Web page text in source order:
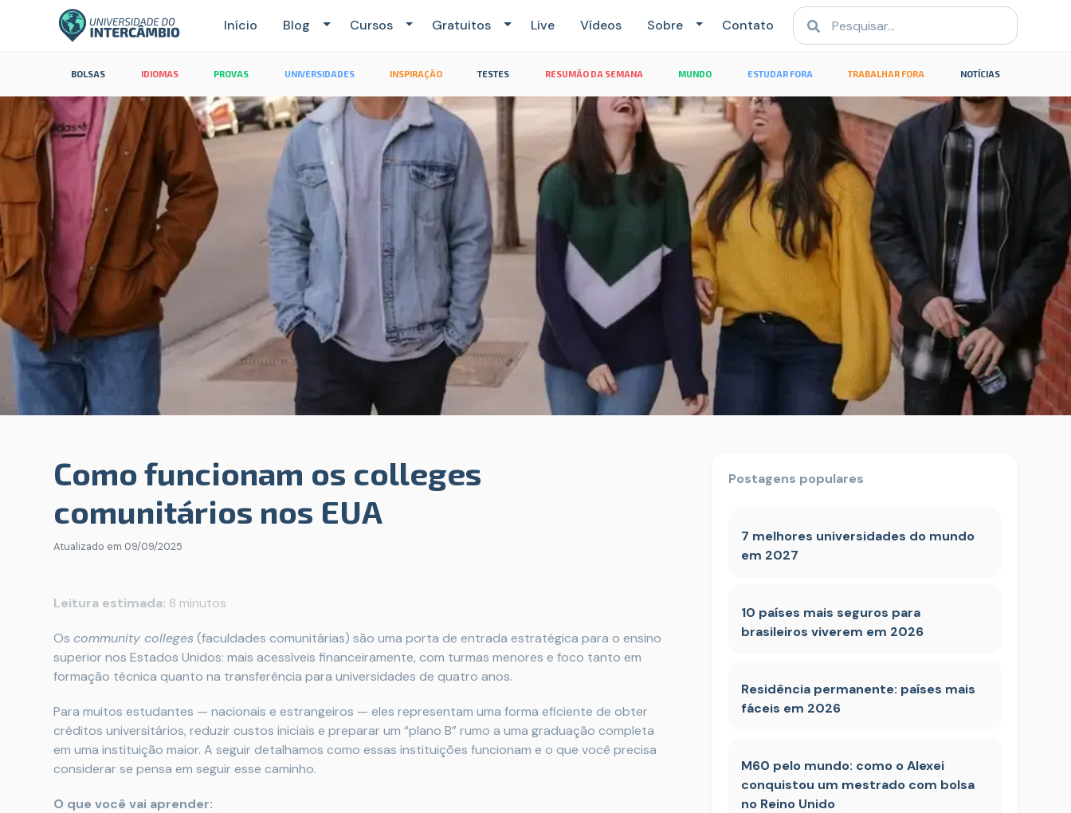
Início Blog Cursos Gratuitos Live Vídeos Sobre Contato
BOLSAS IDIOMAS PROVAS UNIVERSIDADES INSPIRAÇÃO TESTES RESUMÃO DA SEMANA MUNDO ESTUDAR FORA TRABALHAR FORA NOTÍCIAS
Como funcionam os colleges
comunitários nos EUA
Atualizado em 09/09/2025
Leitura estimada: 8 minutos
Os community colleges (faculdades comunitárias) são uma porta de entrada estratégica para o ensino
superior nos Estados Unidos: mais acessíveis financeiramente, com turmas menores e foco tanto em
formação técnica quanto na transferência para universidades de quatro anos.
Para muitos estudantes — nacionais e estrangeiros — eles representam uma forma eficiente de obter
créditos universitários, reduzir custos iniciais e preparar um “plano B” rumo a uma graduação completa
em uma instituição maior. A seguir detalhamos como essas instituições funcionam e o que você precisa
considerar se pensa em seguir esse caminho.
O que você vai aprender:
Postagens populares
7 melhores universidades do mundo
em 2027
10 países mais seguros para
brasileiros viverem em 2026
Residência permanente: países mais
fáceis em 2026
M60 pelo mundo: como o Alexei
conquistou um mestrado com bolsa
no Reino Unido